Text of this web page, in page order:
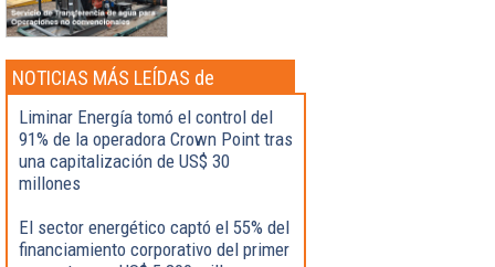
NOTICIAS MÁS LEÍDAS de
Actualidad
Liminar Energía tomó el control del
91% de la operadora Crown Point tras
una capitalización de US$ 30
millones
El sector energético captó el 55% del
financiamiento corporativo del primer